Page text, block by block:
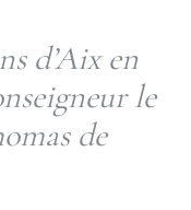
d’Aix en
le
de